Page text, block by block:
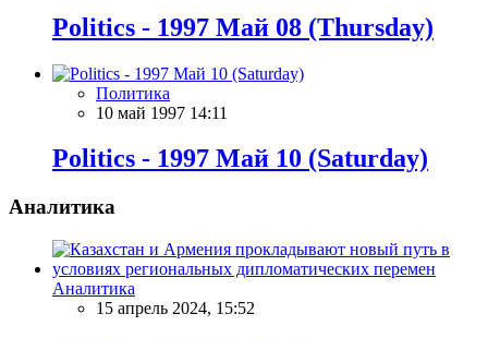
Politics - 1997 Май 08 (Thursday)
Политика
10 май 1997 14:11
Politics - 1997 Май 10 (Saturday)
Аналитика
Аналитика
15 апрель 2024, 15:52